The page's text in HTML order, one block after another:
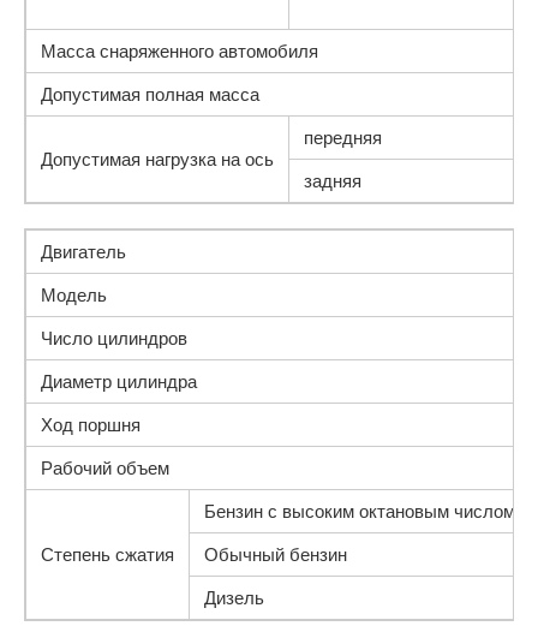
Масса снаряженного автомобиля
Допустимая полная масса
Допустимая нагрузка на ось
передняя
задняя
Двигатель
Модель
Число цилиндров
Диаметр цилиндра
Ход поршня
Рабочий объем
Степень сжатия
Бензин с высоким октановым числом
Обычный бензин
Дизель